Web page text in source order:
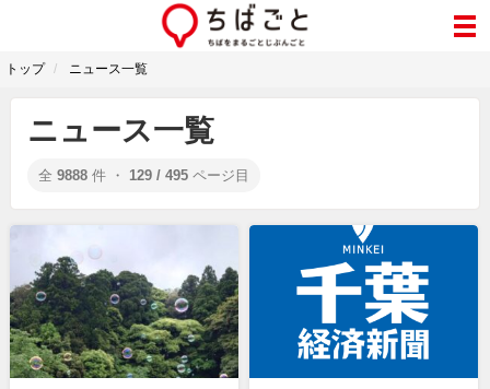
トップ ニュース一覧
ニュース一覧
全 9888 件 ・ 129 / 495 ページ目